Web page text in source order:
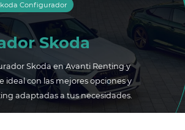
Configurador
Skoda
Skoda en Avanti Renting y
ideal con las mejores opciones y
adaptadas a tus necesidades.